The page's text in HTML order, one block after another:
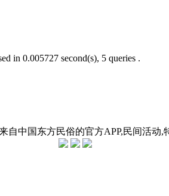
in 0.005727 second(s), 5 queries .
自中国东方民俗的官方APP,民间活动